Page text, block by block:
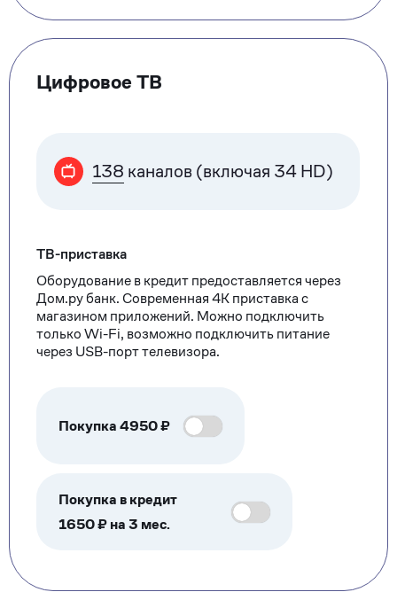
Цифровое ТВ
138 каналов (включая 34 HD)
ТВ-приставка
Оборудование в кредит предоставляется через
Дом.ру банк. Современная 4К приставка с
магазином приложений. Можно подключить
только Wi-Fi, возможно подключить питание
через USB-порт телевизора.
Покупка4950₽
Покупка в кредит
1650 ₽ на 3 мес.